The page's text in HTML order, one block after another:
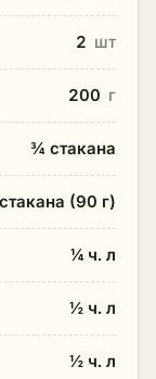
2 шт
200 г
¾ стакана
(90 г)
¼ ч. л
½ ч. л
½ ч. л